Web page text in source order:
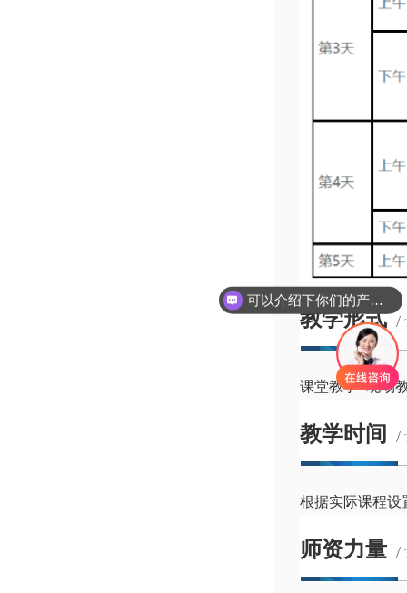
教学形式 /
课堂教学+现场
教学时间 /
根据实际课程设
师资力量 /
可以介绍下你们的产品么